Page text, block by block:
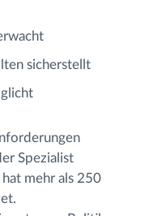
sicherstellt
Spezialist
mehr als 250